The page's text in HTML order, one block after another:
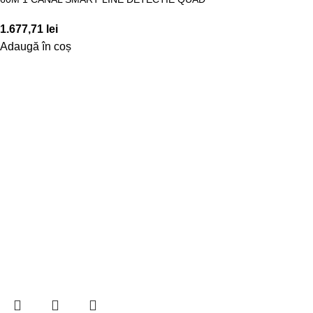
1.677,71 lei
Adaugă în coș